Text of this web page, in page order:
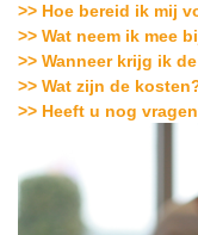
>> Hoe bereid ik mij
>> Wat neem ik mee
>> Wanneer krijg ik
>> Wat zijn de
>> Heeft u nog